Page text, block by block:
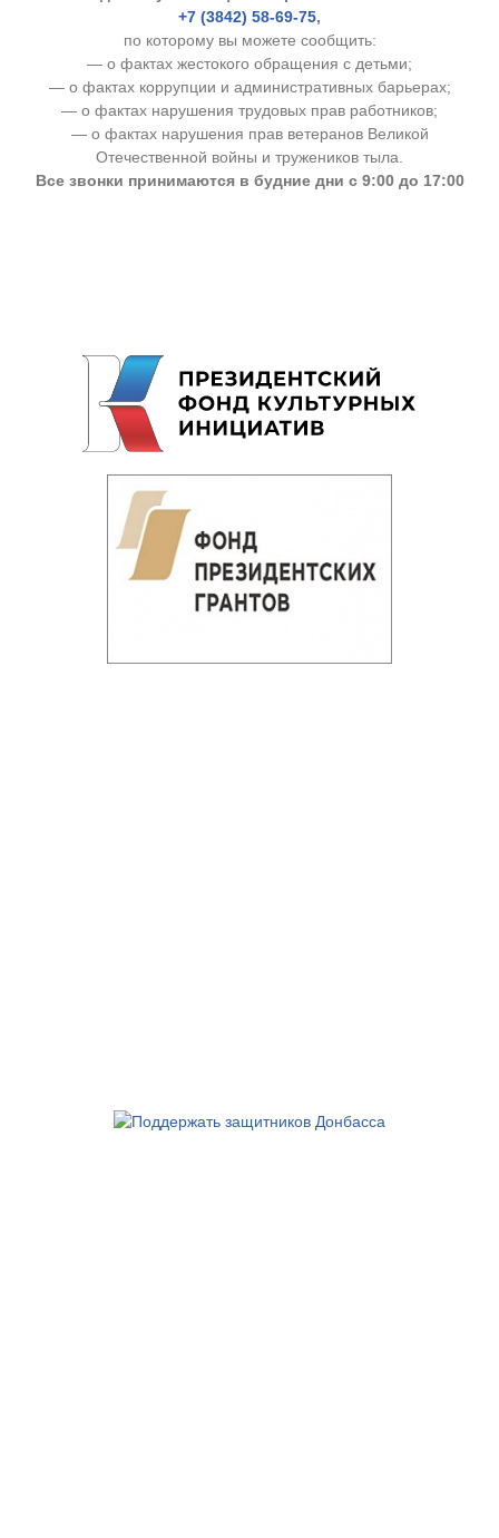
+7 (3842) 58-69-75,
по которому вы можете сообщить:
— о фактах жестокого обращения с детьми;
— о фактах коррупции и административных барьерах;
— о фактах нарушения трудовых прав работников;
— о фактах нарушения прав ветеранов Великой
Отечественной войны и тружеников тыла.
Все звонки принимаются в будние дни с 9:00 до 17:00